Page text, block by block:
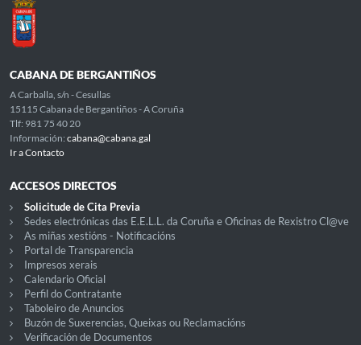
CABANA DE BERGANTIÑOS
A Carballa, s/n - Cesullas
15115 Cabana de Bergantiños - A Coruña
Tlf: 981 75 40 20
Información: cabana@cabana.gal
Ir a Contacto
ACCESOS DIRECTOS
Solicitude de Cita Previa
Sedes electrónicas das E.E.L.L. da Coruña e Oficinas de Rexistro Cl@ve
As miñas xestións - Notificacións
Portal de Transparencia
Impresos xerais
Calendario Oficial
Perfil do Contratante
Taboleiro de Anuncios
Buzón de Suxerencias, Queixas ou Reclamacións
Verificación de Documentos